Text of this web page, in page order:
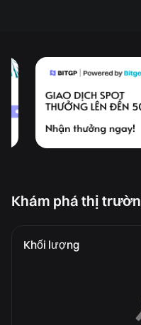
Khám phá thị
Khối lượng